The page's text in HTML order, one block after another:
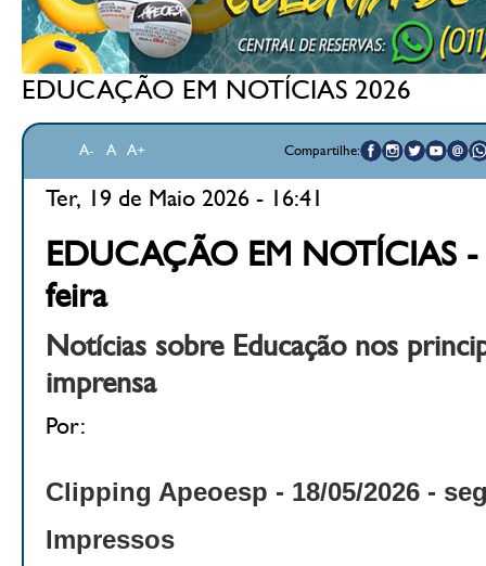
EDUCAÇÃO EM NOTÍCIAS 2026
A- A A+ Compartilhe:
Ter, 19 de Maio 2026 - 16:41
EDUCAÇÃO EM NOTÍCIAS -
feira
Notícias sobre Educação nos
imprensa
Por:
Clipping Apeoesp - 18/05/2026 -
Impressos